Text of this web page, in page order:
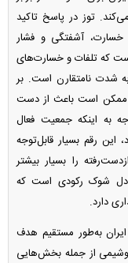
توز در پاسخ تاکید
خسارت، آشفتگی و فشار
است که تلفات و خسارت‌های
شدت نامتقارن است. بر
ممکن است باعث از دست
به اینکه جمعیت فعال
می‌شود، این رقم بسیار قابل‌توجه
را بسیار بیشتر
شوک رکودی است که
دارد.
به‌طور مستقیم هدف
از جمله بخش‌هایی